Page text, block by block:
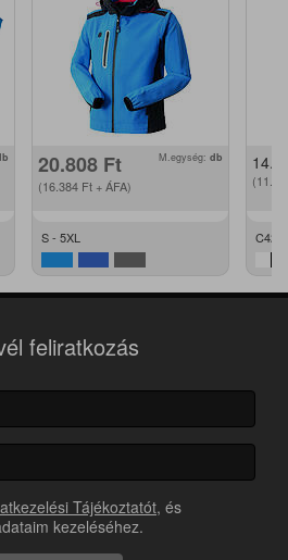
20.808 Ft
(16.384 Ft + ÁFA)
M.egység: db
S - 5XL C42 -
feliratkozás
Tájékoztatót, és
kezeléséhez.